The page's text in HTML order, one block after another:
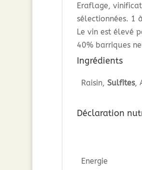
Eraflage,
sélectionnées. 1
Le vin est élevé
40% barriques
Ingrédients
Raisin,Sulfites,
Déclaration
Energie